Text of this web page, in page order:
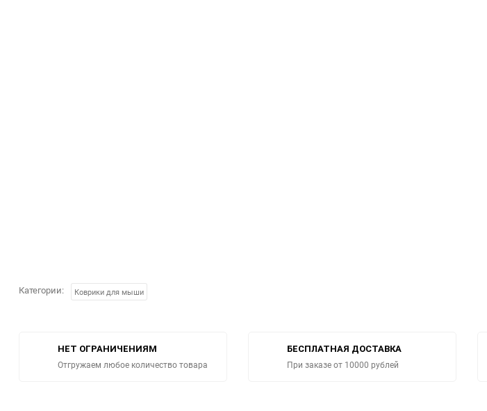
Категории: Коврики для мыши
НЕТ ОГРАНИЧЕНИЯМ
Отгружаем любое количество товара
БЕСПЛАТНАЯ ДОСТАВКА
При заказе от 10000 рублей